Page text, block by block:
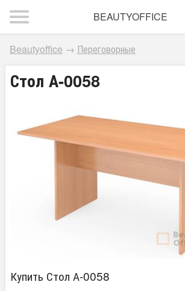
BEAUTYOFFICE
Beautyoffice → Переговорные
Стол А-0058
Купить Стол А-0058